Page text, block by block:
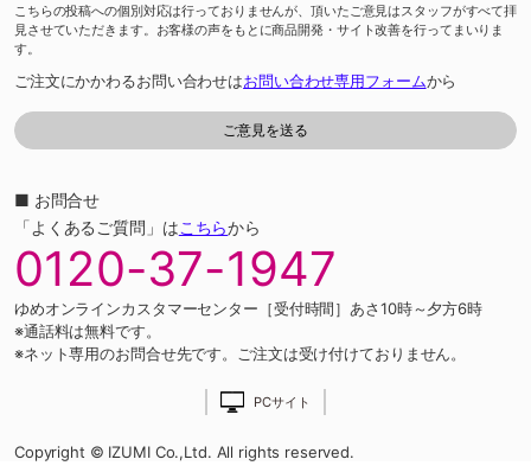
こちらの投稿への個別対応は行っておりませんが、頂いたご意見はスタッフがすべて拝
見させていただきます。お客様の声をもとに商品開発・サイト改善を行ってまいりま
す。
ご注文にかかわるお問い合わせはお問い合わせ専用フォームから
■ お問合せ
「よくあるご質問」はこちらから
0120-37-1947
ゆめオンラインカスタマーセンター［受付時間］あさ10時～夕方6時
※通話料は無料です。
※ネット専用のお問合せ先です。ご注文は受け付けておりません。
PCサイト
Copyright © IZUMI Co.,Ltd. All rights reserved.